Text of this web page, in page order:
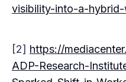
visibility-into-a-
[2] https://
ADP-Research-